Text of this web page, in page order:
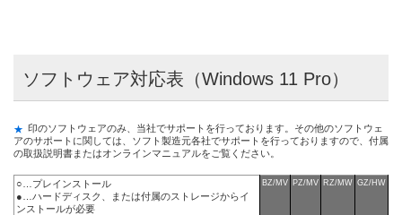
ソフトウェア対応表（Windows 11 Pro）
★ 印のソフトウェアのみ、当社でサポートを行っております。その他のソフトウェ
アのサポートに関しては、ソフト製造元各社でサポートを行っておりますので、付属
の取扱説明書またはオンラインマニュアルをご覧ください。
○…プレインストール
●…ハードディスク、または付属のストレージからイ
ンストールが必要
BZ/MV PZ/MV RZ/MW GZ/HW